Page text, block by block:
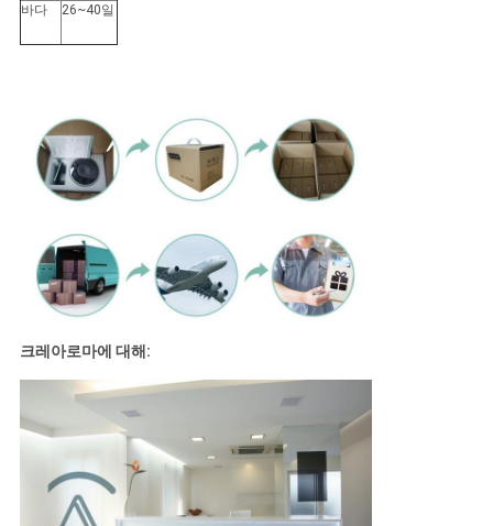
바다 26~40일
크레아로마에 대해: